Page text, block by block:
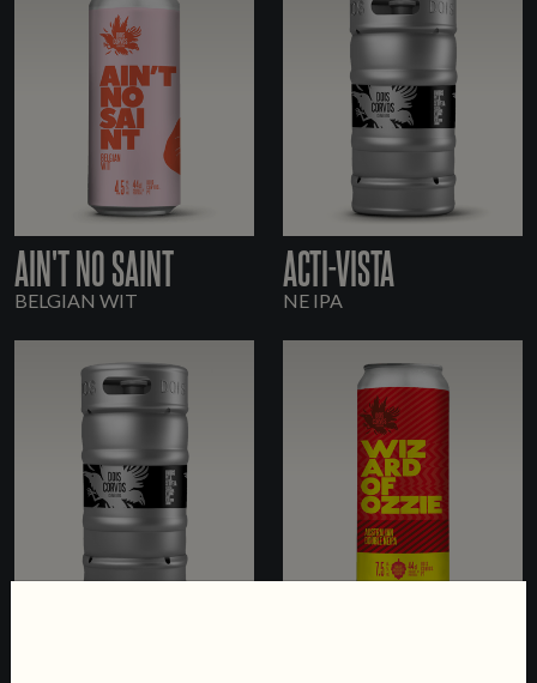
AIN'T NO SAINT
BELGIAN WIT
ACTI-VISTA
NE IPA